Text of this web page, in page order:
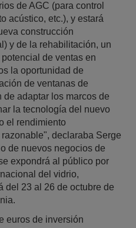
de AGC (para control
acústico, etc.), y estará
construcción
y de la rehabilitación, un
de ventas en
la oportunidad de
de ventanas de
adaptar los marcos de
la tecnología del nuevo
el rendimiento
declaraba Serge
de nuevos negocios de
expondrá al público por
del vidrio,
del 23 al 26 de octubre de
euros de inversión